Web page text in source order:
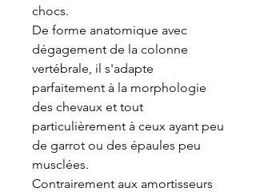
chocs.
De forme anatomique avec
dégagement de la colonne
vertébrale, il s'adapte
parfaitement à la morphologie
des chevaux et tout
particulièrement à ceux ayant peu
de garrot ou des épaules peu
musclées.
Contrairement aux amortisseurs